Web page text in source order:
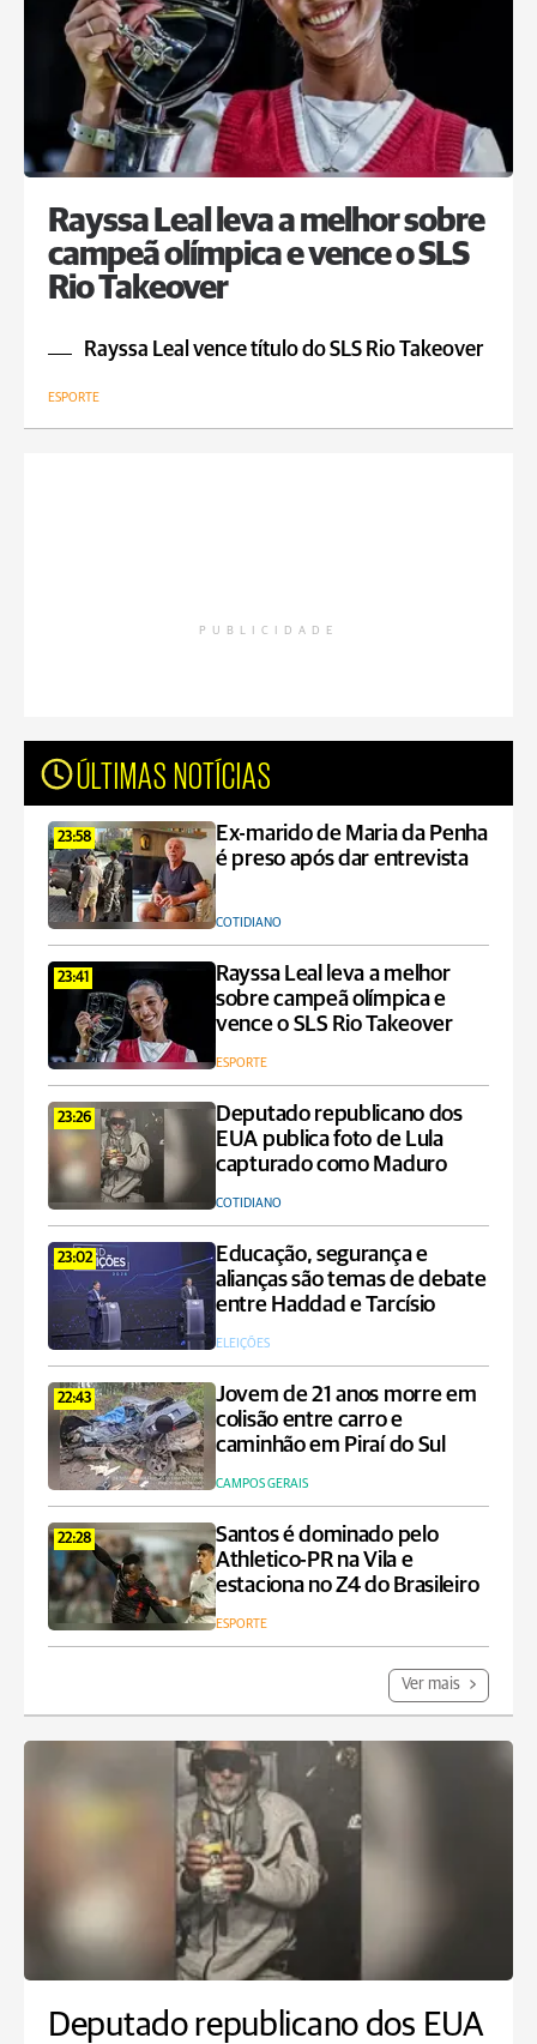
Rayssa Leal leva a melhor sobre
campeã olímpica e vence o SLS
Rio Takeover
Rayssa Leal vence título do SLS Rio Takeover
ESPORTE
PUBLICIDADE
ÚLTIMAS NOTÍCIAS
23:58
Ex-marido de Maria da Penha
é preso após dar entrevista
COTIDIANO
23:41
Rayssa Leal leva a melhor
sobre campeã olímpica e
vence o SLS Rio Takeover
ESPORTE
23:26
Deputado republicano dos
EUA publica foto de Lula
capturado como Maduro
COTIDIANO
23:02
Educação, segurança e
alianças são temas de debate
entre Haddad e Tarcísio
ELEIÇÕES
22:43
Jovem de 21 anos morre em
colisão entre carro e
caminhão em Piraí do Sul
CAMPOS GERAIS
22:28
Santos é dominado pelo
Athletico-PR na Vila e
estaciona no Z4 do Brasileiro
ESPORTE
Ver mais
Deputado republicano dos EUA